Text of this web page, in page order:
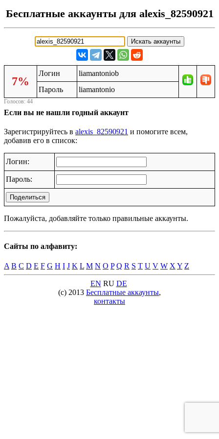
Бесплатные аккаунты для alexis_82590921
7%
Логин
liamantoniob
Пароль
liamantonio
Голосов: 44
Если вы не нашли годный аккаунт
Зарегистрируйтесь в alexis_82590921 и помогите всем,
добавив его в список:
Логин:
Пароль:
Поделиться
Пожалуйста, добавляйте только правильные аккаунты.
Сайты по алфавиту:
A B C D E F G H I J K L M N O P Q R S T U V W X Y Z
EN RU DE
(c) 2013 Бесплатные аккаунты,
контакты